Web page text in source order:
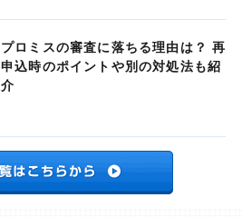
プロミスの審査に落ちる理由は？ 再
申込時のポイントや別の対処法も紹
介